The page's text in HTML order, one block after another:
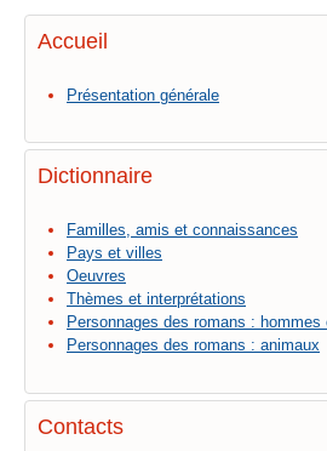
Accueil
Présentation générale
Dictionnaire
Familles, amis et connaissances
Pays et villes
Oeuvres
Thèmes et interprétations
Personnages des romans : hommes
Personnages des romans : animaux
Contacts